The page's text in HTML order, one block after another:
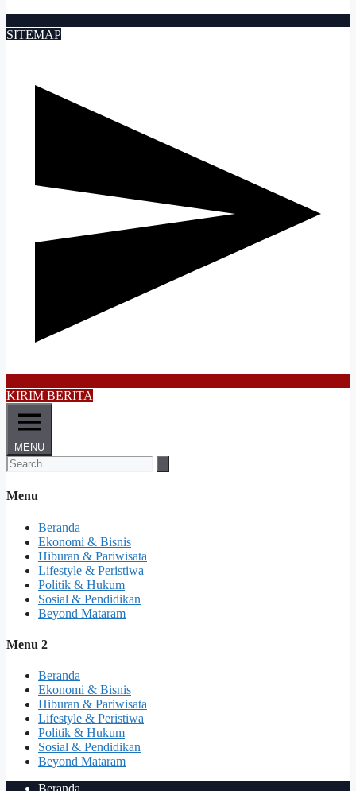
SITEMAP
KIRIM BERITA
MENU
Menu
Beranda
Ekonomi & Bisnis
Hiburan & Pariwisata
Lifestyle & Peristiwa
Politik & Hukum
Sosial & Pendidikan
Beyond Mataram
Menu 2
Beranda
Ekonomi & Bisnis
Hiburan & Pariwisata
Lifestyle & Peristiwa
Politik & Hukum
Sosial & Pendidikan
Beyond Mataram
Beranda